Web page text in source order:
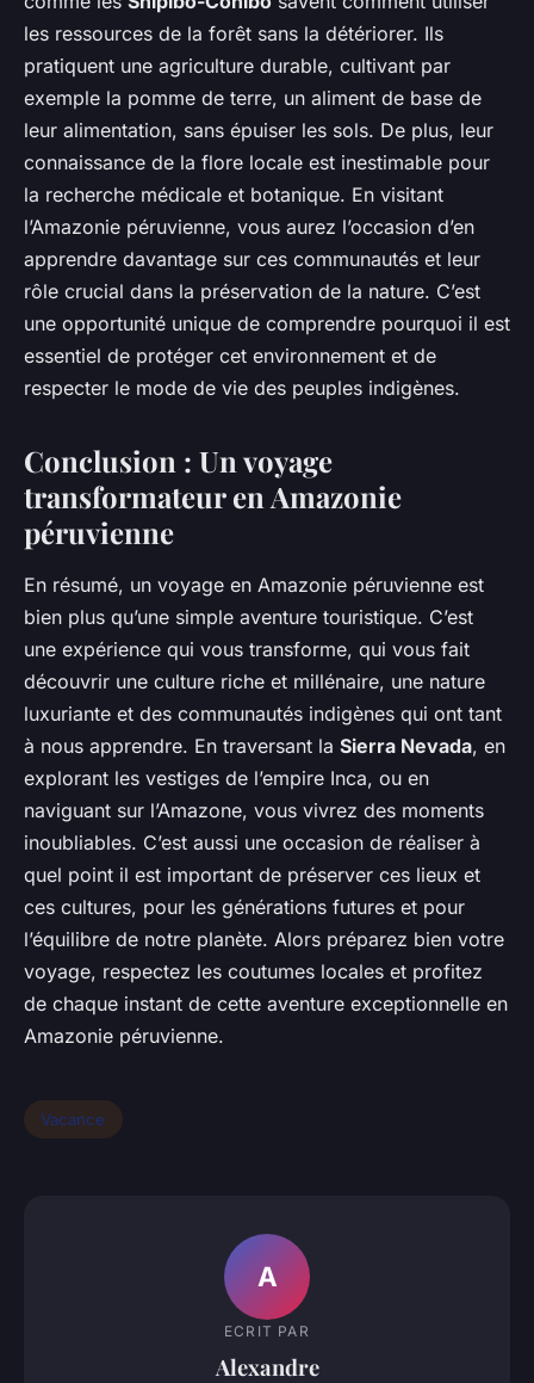
les ressources de la forêt sans la détériorer. Ils
pratiquent une agriculture durable, cultivant par
exemple la pomme de terre, un aliment de base de
leur alimentation, sans épuiser les sols. De plus, leur
connaissance de la flore locale est inestimable pour
la recherche médicale et botanique. En visitant
l’Amazonie péruvienne, vous aurez l’occasion d’en
apprendre davantage sur ces communautés et leur
rôle crucial dans la préservation de la nature. C’est
une opportunité unique de comprendre pourquoi il est
essentiel de protéger cet environnement et de
respecter le mode de vie des peuples indigènes.
Conclusion : Un voyage
transformateur en Amazonie
péruvienne
En résumé, un voyage en Amazonie péruvienne est
bien plus qu’une simple aventure touristique. C’est
une expérience qui vous transforme, qui vous fait
découvrir une culture riche et millénaire, une nature
luxuriante et des communautés indigènes qui ont tant
à nous apprendre. En traversant la Sierra Nevada, en
explorant les vestiges de l’empire Inca, ou en
naviguant sur l’Amazone, vous vivrez des moments
inoubliables. C’est aussi une occasion de réaliser à
quel point il est important de préserver ces lieux et
ces cultures, pour les générations futures et pour
l’équilibre de notre planète. Alors préparez bien votre
voyage, respectez les coutumes locales et profitez
de chaque instant de cette aventure exceptionnelle en
Amazonie péruvienne.
Vacance
A
ECRIT PAR
Alexandre